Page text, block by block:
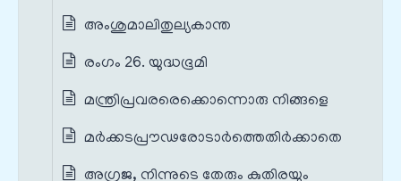
അംശുമാലിതുല്യകാന്ത
രംഗം 26. യുദ്ധഭൂമി
മന്ത്രിപ്രവരരെക്കൊന്നൊരു നിങ്ങളെ
മർക്കടപ്രൗഢരോടാർത്തെതിർക്കാതെ
അഗ്രജ, നിന്നുടെ തേരും കുതിരയും